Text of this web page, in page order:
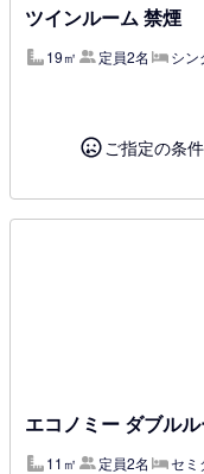
ツインルーム 禁煙
19㎡ 定員2名
シン
ご指定の条
エコノミー ダブル
11㎡ 定員2名
セミ